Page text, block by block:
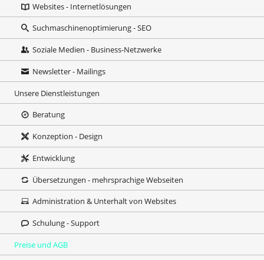
Websites - Internetlösungen
Suchmaschinenoptimierung - SEO
Soziale Medien - Business-Netzwerke
Newsletter - Mailings
Unsere Dienstleistungen
Beratung
Konzeption - Design
Entwicklung
Übersetzungen - mehrsprachige Webseiten
Administration & Unterhalt von Websites
Schulung - Support
Preise und AGB